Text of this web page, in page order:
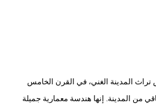
تراث المدينة الغني، في القرن الخامس
من المدينة. إنها هندسة معمارية جميلة